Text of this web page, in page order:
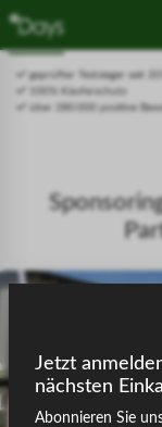
Drücken Sie Alt+1 für
Bildschirmlesemodus,
Abbrechen
Leitfaden für barrierefreie
Bildschirmlesegeräte,
und Fehlerberichte |
Fenstergeprüfter Testsieger seit
100% Käuferschutz
über 280.000 positive
Jetzt
nächsten
Abonnieren Sie